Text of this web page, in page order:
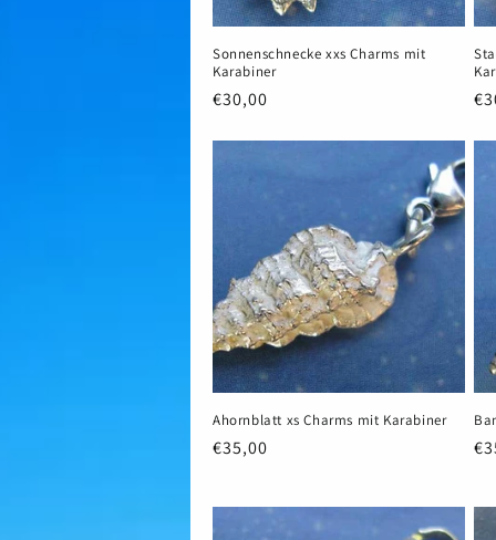
Sonnenschnecke xxs Charms mit
Karabiner
Normaler
€30,00
Ahornblatt xs Charms mit Karabiner
Normaler
€35,00